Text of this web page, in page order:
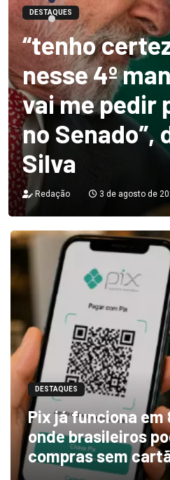
DESTAQUES
“tenho
nesse 4º
vai me pedir
no Senado”,
Silva
Redação 3 de agosto de
DESTAQUES
Pix já funciona em
onde brasileiros
compras sem